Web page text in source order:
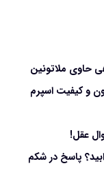
حاوی ملاتونین
و کیفیت اسپرم
عقل!
پاسخ در شکم